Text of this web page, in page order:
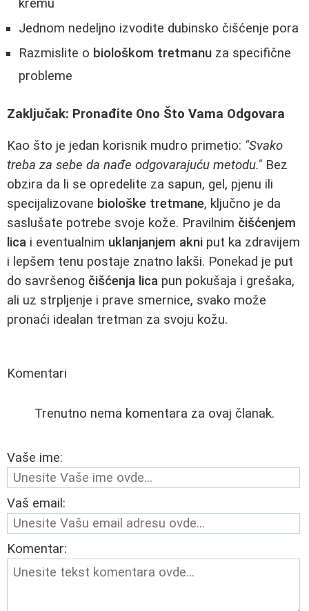
kremu
Jednom nedeljno izvodite dubinsko čišćenje pora
Razmislite o biološkom tretmanu za specifične
probleme
Zaključak: Pronađite Ono Što Vama Odgovara
Kao što je jedan korisnik mudro primetio: "Svako
treba za sebe da nađe odgovarajuću metodu." Bez
obzira da li se opredelite za sapun, gel, pjenu ili
specijalizovane biološke tretmane, ključno je da
saslušate potrebe svoje kože. Pravilnim čišćenjem
lica i eventualnim uklanjanjem akni put ka zdravijem
i lepšem tenu postaje znatno lakši. Ponekad je put
do savršenog čišćenja lica pun pokušaja i grešaka,
ali uz strpljenje i prave smernice, svako može
pronaći idealan tretman za svoju kožu.
Komentari
Trenutno nema komentara za ovaj članak.
Vaše ime:
Vaš email:
Komentar: